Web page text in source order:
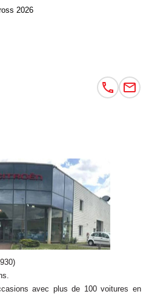
2026
avec plus de 100 voitures en